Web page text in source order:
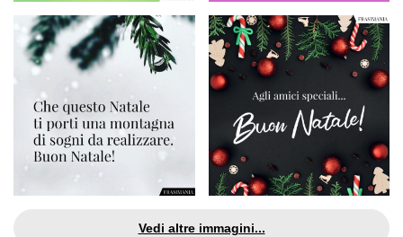
Vedi altre immagini...